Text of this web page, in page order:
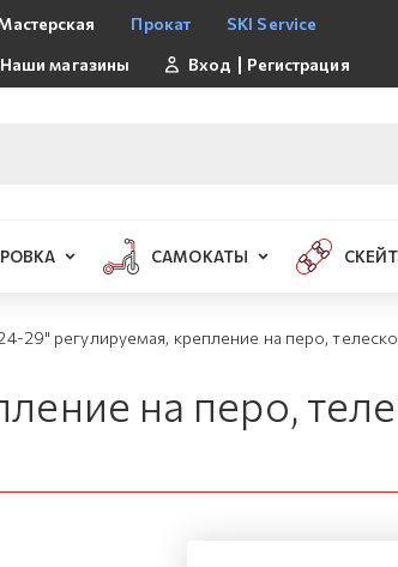
Прокат
SKI Service
Наши магазины Вход Регистрация
САМОКАТЫ
29" регулируемая, крепление на перо,
на перо,